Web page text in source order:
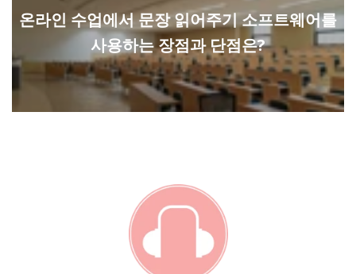
온라인 수업에서 문장 읽어주기 소프트웨어를
사용하는 장점과 단점은?